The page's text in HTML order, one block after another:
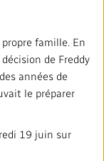
famille. En
de Freddy
années de
le préparer
19 juin sur